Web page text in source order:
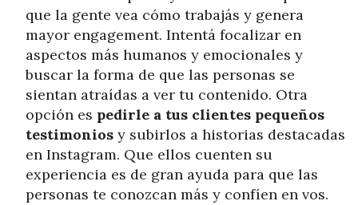
que la gente vea cómo trabajás y genera
mayor engagement. Intentá focalizar en
aspectos más humanos y emocionales y
buscar la forma de que las personas se
sientan atraídas a ver tu contenido. Otra
opción es pedirle a tus clientes pequeños
testimonios y subirlos a historias destacadas
en Instagram. Que ellos cuenten su
experiencia es de gran ayuda para que las
personas te conozcan más y confíen en vos.